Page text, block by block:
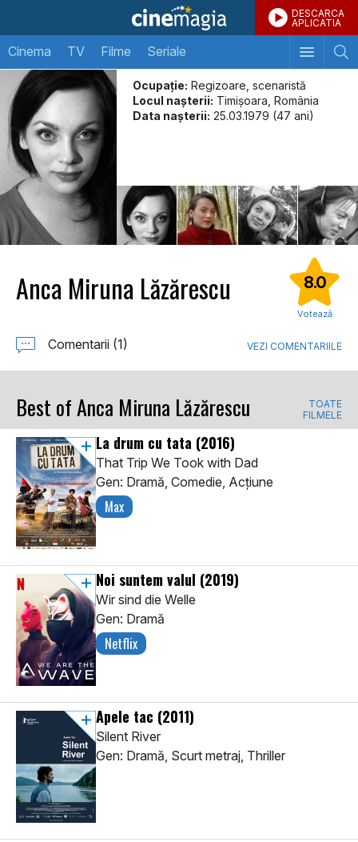
DESCARCA
APLICATIA
Cinema TV Filme Seriale
Ocupație: Regizoare, scenaristă
Locul naşterii: Timişoara, România
Data naşterii: 25.03.1979 (47 ani)
Anca Miruna Lăzărescu 8.0
Votează
Comentarii (1) VEZI COMENTARIILE
Best of Anca Miruna Lăzărescu
TOATE
FILMELE
La drum cu tata (2016)
That Trip We Took with Dad
Gen: Dramă, Comedie, Acţiune
Max
Noi suntem valul (2019)
Wir sind die Welle
Gen: Dramă
Netflix
Apele tac (2011)
Silent River
Gen: Dramă, Scurt metraj, Thriller